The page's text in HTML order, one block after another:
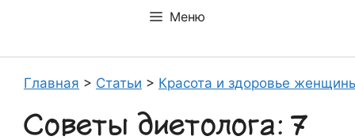
Меню
Главная > Статьи > Красота и здоровье
Советы диетолога: 7